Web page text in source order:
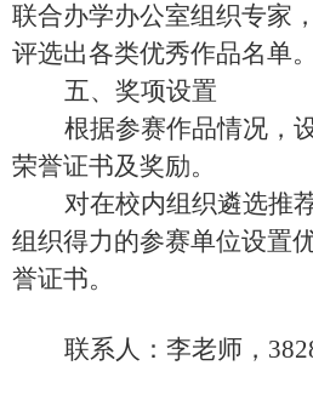
联合办学办公室组织专家，
评选出各类优秀作品名单。
五、奖项设置
根据参赛作品情况，
荣誉证书及奖励。
对在校内组织遴选推
组织得力的参赛单位设置
誉证书。
联系人 ： 李老师，